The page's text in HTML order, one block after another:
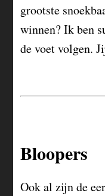
grootste
winnen? Ik ben
de voet volgen.
Bloopers
Ook al zijn de